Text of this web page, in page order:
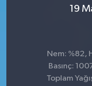
19
Nem: %82,
Basınç:
Toplam